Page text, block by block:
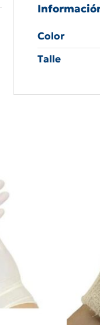
Color
Talle